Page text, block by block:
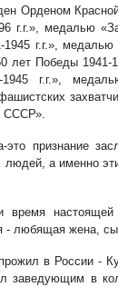
Орденом
г.г.», медалью
1945 г.г.»,
лет Победы 1941-
г.г.»,
СССР».
это признание
людей, а именно
- любящая жена,
в России -
заведующим в